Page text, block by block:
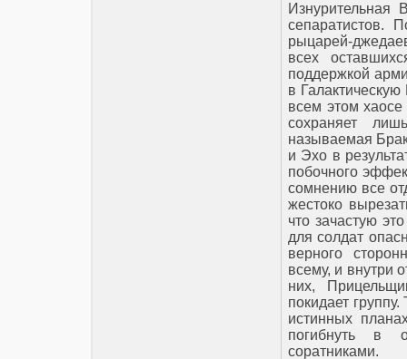
Изнурительная
сепаратистов.
рыцарей-
всех
поддержкой
в
всем этом хаосе
сохраняет
называемая
и Эхо в
побочного
сомнению все
жестоко
что зачастую
для солдат
верного
всему, и внутри
них,
покидает
истинных
погибнуть в
соратниками.